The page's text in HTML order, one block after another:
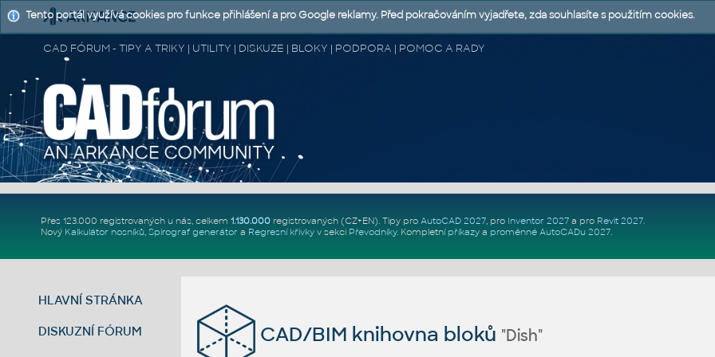
CAD FÓRUM - TIPY A TRIKY | UTILITY | DISKUZE | BLOKY | PODPORA | POMOC A RADY
Přes 123.000 registrovaných u nás, celkem 1.130.000registrovaných (CZ+EN). Tipy pro AutoCAD 2027, pro Inventor 2027a pro Revit 2027.
Nový Kalkulátor nosníků, Spirograf generátor a Regresní křivkyv sekci Převodníky. Kompletní příkazya proměnné AutoCADu 2027.
HLAVNÍ STRÁNKA
DISKUZNÍ FÓRUM CAD/BIM knihovna bloků "Dish"
Tento portál využívá cookies pro funkce přihlášení a pro Google reklamy. Před pokračováním vyjadřete, zda souhlasíte s použitím cookies.